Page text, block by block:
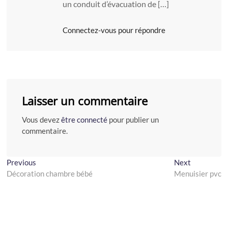
un conduit d’évacuation de […]
Connectez-vous pour répondre
Laisser un commentaire
Vous devezêtre connecté pour publier un
commentaire.
Navigation
de
Previous
post:
Décoration chambre bébé
NextNext
post:
Menuisier pvc